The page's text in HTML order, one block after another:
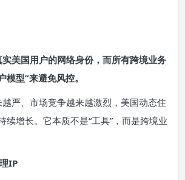
美国用户的网络身份，而所有跨境业务
型”来避免风控。
严、市场竞争越来越激烈，美国动态住
续增长。它本质不是“工具”，而是跨境业
IP